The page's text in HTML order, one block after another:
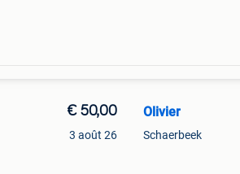
€ 50,00
3 août 26
Olivier
Schaerbeek